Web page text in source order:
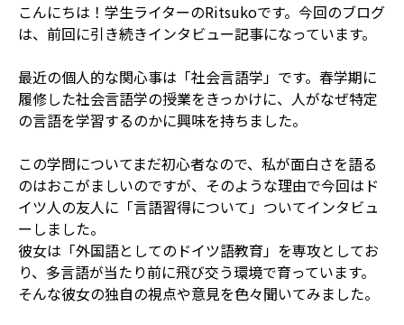
こんにちは！学生ライターのRitsukoです。今回のブログ
は、前回に引き続きインタビュー記事になっています。
最近の個人的な関心事は「社会言語学」です。春学期に
履修した社会言語学の授業をきっかけに、人がなぜ特定
の言語を学習するのかに興味を持ちました。
この学問についてまだ初心者なので、私が面白さを語る
のはおこがましいのですが、そのような理由で今回はド
イツ人の友人に「言語習得について」ついてインタビュ
ーしました。
彼女は「外国語としてのドイツ語教育」を専攻としてお
り、多言語が当たり前に飛び交う環境で育っています。
そんな彼女の独自の視点や意見を色々聞いてみました。